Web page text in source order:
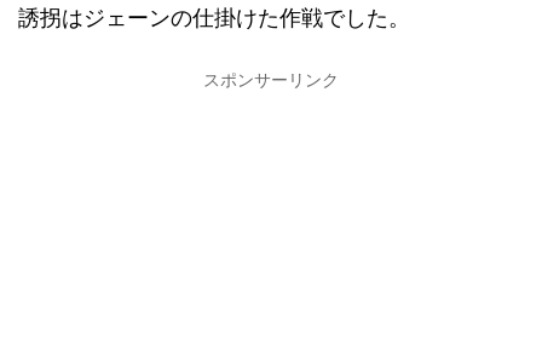
誘拐はジェーンの仕掛けた作戦でした。
スポンサーリンク